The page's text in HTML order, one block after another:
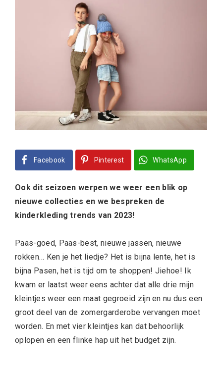
Facebook Pinterest WhatsApp
Ook dit seizoen werpen we weer een blik op
nieuwe collecties en we bespreken de
kinderkleding trends van 2023!
Paas-goed, Paas-best, nieuwe jassen, nieuwe
rokken… Ken je het liedje? Het is bijna lente, het is
bijna Pasen, het is tijd om te shoppen! Jiehoe! Ik
kwam er laatst weer eens achter dat alle drie mijn
kleintjes weer een maat gegroeid zijn en nu dus een
groot deel van de zomergarderobe vervangen moet
worden. En met vier kleintjes kan dat behoorlijk
oplopen en een flinke hap uit het budget zijn.